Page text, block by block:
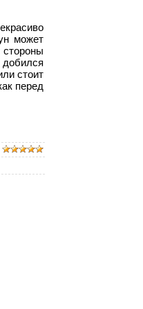
может
стоит
перед